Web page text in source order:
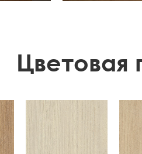
Цветовая